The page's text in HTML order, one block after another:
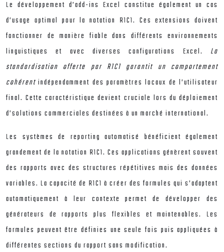
Le développement d’add-ins Excel constitue également un cas
d’usage optimal pour la notation R1C1. Ces extensions doivent
fonctionner de manière fiable dans différents environnements
linguistiques et avec diverses configurations Excel. La
standardisation offerte par R1C1 garantit un comportement
cohérentindépendamment des paramètres locaux de l’utilisateur
final. Cette caractéristique devient cruciale lors du déploiement
d’solutions commerciales destinées à un marché international.
Les systèmes de reporting automatisé bénéficient également
grandement de la notation R1C1. Ces applications génèrent souvent
des rapports avec des structures répétitives mais des données
variables. La capacité de R1C1 à créer des formules qui s’adaptent
automatiquement à leur contexte permet de développer des
générateurs de rapports plus flexibles et maintenables. Les
formules peuvent être définies une seule fois puis appliquées à
différentes sections du rapport sans modification.